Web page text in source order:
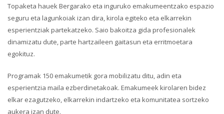
Topaketa hauek Bergarako eta inguruko emakumeentzako espazio
seguru eta lagunkoiak izan dira, kirola egiteko eta elkarrekin
esperientziak partekatzeko. Saio bakoitza gida profesionalek
dinamizatu dute, parte hartzaileen gaitasun eta erritmoetara
egokituz.
Programak 150 emakumetik gora mobilizatu ditu, adin eta
esperientzia maila ezberdinetakoak. Emakumeek kirolaren bidez
elkar ezagutzeko, elkarrekin indartzeko eta komunitatea sortzeko
aukera izan dute.